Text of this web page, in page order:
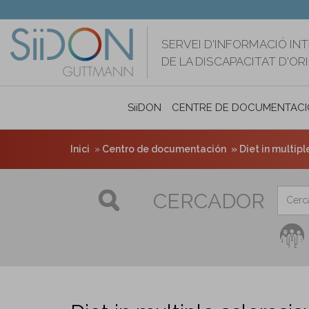
contingut
SERVEI D'INFORMACIÓ
DE LA DISCAPACITAT
SiiDON CENTRE DE
Inici Centro de documentación Diet in
CERCADOR